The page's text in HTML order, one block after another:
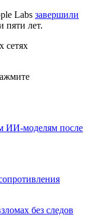
Labs завершили
пяти лет.
сетях
ИИ-моделям после
без следов